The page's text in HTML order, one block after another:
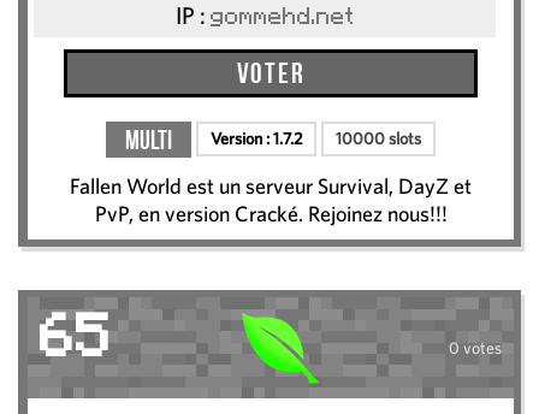
IP : gommehd.net
Voter
Multi Version :1.7.2 10000 slots
Fallen World est un serveur Survival, DayZ et
PvP, en version Cracké. Rejoinez nous!!!
65 0 votes